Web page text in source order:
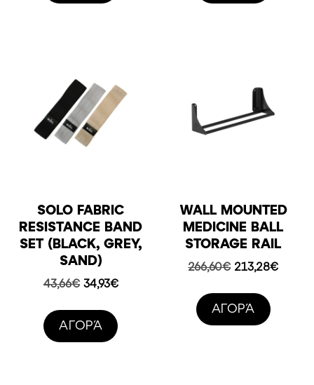
SOLO FABRIC
RESISTANCE BAND
SET (BLACK, GREY,
SAND)
43,66€ Original
was:
43,66€.
34,93€Η
είναι:
AΓΟΡΆ
WALL MOUNTED
MEDICINE BALL
STORAGE RAIL
266,60€ Original
was:
266,60€.
213,28€Η
AΓΟΡΆ